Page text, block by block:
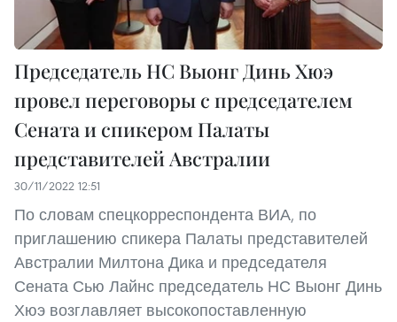
Председатель НС Выонг Динь Хюэ
провел переговоры с председателем
Сената и спикером Палаты
представителей Австралии
30/11/2022 12:51
По словам спецкорреспондента ВИА, по
приглашению спикера Палаты представителей
Австралии Милтона Дика и председателя
Сената Сью Лайнс председатель НС Выонг Динь
Хюэ возглавляет высокопоставленную